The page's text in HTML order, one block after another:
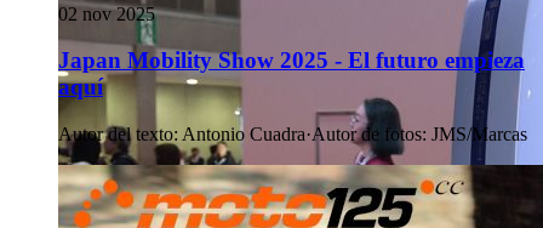
02 nov 2025
Japan Mobility Show 2025 - El futuro empieza
aquí
Autor del texto: Antonio Cuadra·Autor de fotos: JMS/Marcas